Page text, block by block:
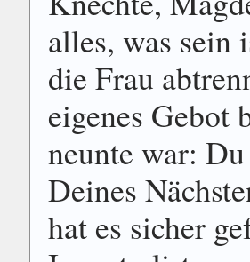
alles, was sein
die Frau
eigenes Gebot
neunte war:
Deines
hat es sicher